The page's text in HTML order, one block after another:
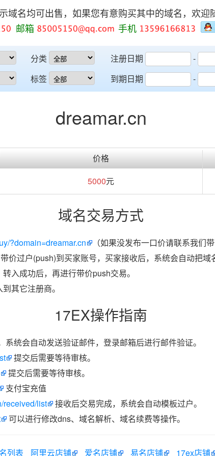
域名均可出售，如果您有意购买其中的域名，欢迎
邮箱 手机
分类
标签
注册日期
-
到期日期
-
dreamar.cn
价格
5000元
域名交易方式
?domain=dreamar.cn
（如果没发布一口价请联系我们带
过户(push)到买家账号，买家接收后，系统会自动把域
入成功后，再进行带价push交易。
其它注册商。
17EX操作指南
系统会自动发送验证邮件，登录邮箱后进行邮件验证。
提交后需要等待审核。
提交后需要等待审核。
支付宝充值
received/list
接收后交易完成，系统会自动模板过户。
可以进行修改dns、域名解析、域名续费等操作。
列表 阿里云店铺 爱名店铺 易名店铺 17ex店铺